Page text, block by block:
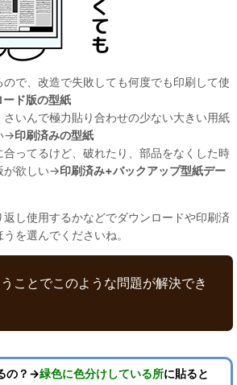
で、改造で失敗しても何度でも印刷して使
ード版の型紙
いんで極力貼り合わせの少ない大きい用紙
→印刷済みの型紙
ってるけど、破れたり、部品をなくした時
が欲しい→印刷済み+バックアップ型紙デー
し使用するかなどでダウンロードや印刷済
を選んでくださいね。
ことでこのような問題が解決でき
の？→緑色に色分けしている所に貼ると